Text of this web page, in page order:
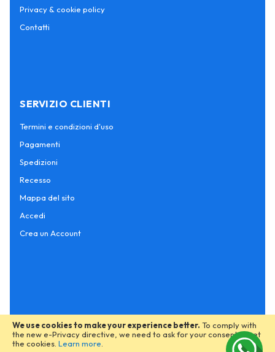
We use cookies to make your experience better. To comply with
the new e-Privacy directive, we need to ask for your consent to set
the cookies. Learn more
Privacy & cookie policy
Contatti
SERVIZIO CLIENTI
Termini e condizioni d'uso
Pagamenti
Spedizioni
Recesso
Mappa del sito
Accedi
Crea un Account